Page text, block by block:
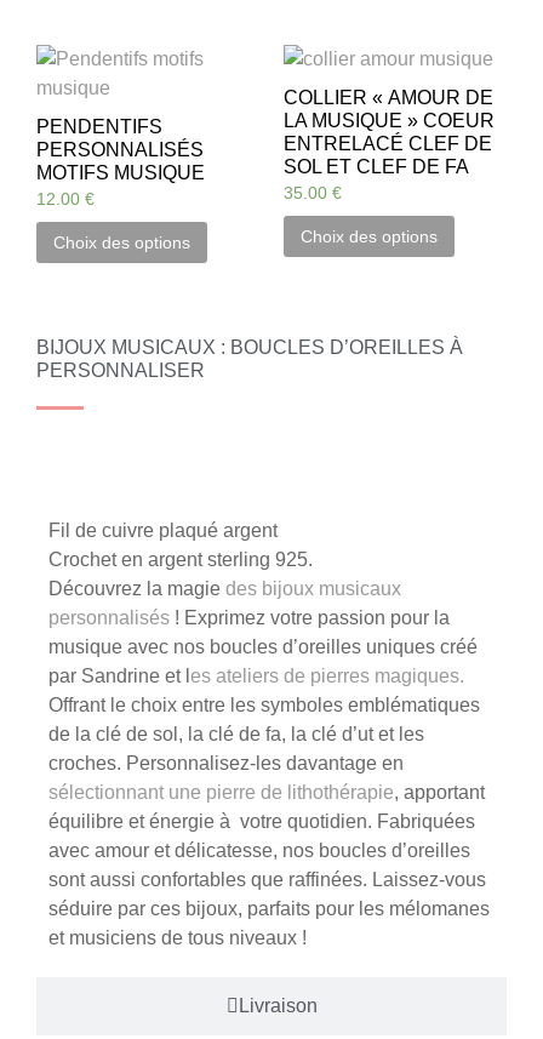
PENDENTIFS
PERSONNALISÉS
MOTIFS MUSIQUE
12.00 €
Choix des options
COLLIER « AMOUR DE
LA MUSIQUE » COEUR
ENTRELACÉ CLEF DE
SOL ET CLEF DE FA
35.00 €
Choix des options
BIJOUX MUSICAUX : BOUCLES D’OREILLES À
PERSONNALISER
Livraison
Fil de cuivre plaqué argent
Crochet en argent sterling 925.
Découvrez la magie des bijoux musicaux
personnalisés ! Exprimez votre passion pour la
musique avec nos boucles d’oreilles uniques créé
par Sandrine et l es ateliers de pierres magiques.
Offrant le choix entre les symboles emblématiques
de la clé de sol, la clé de fa, la clé d’ut et les
croches. Personnalisez-les davantage en
sélectionnant une pierre de lithothérapie, apportant
équilibre et énergie à votre quotidien. Fabriquées
avec amour et délicatesse, nos boucles d’oreilles
sont aussi confortables que raffinées. Laissez-vous
séduire par ces bijoux, parfaits pour les mélomanes
et musiciens de tous niveaux !